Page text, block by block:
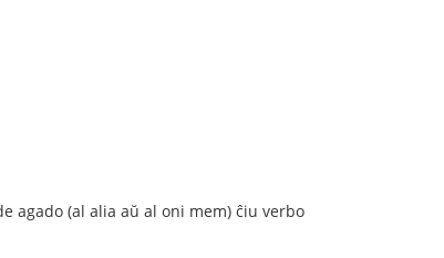
agado (al alia aŭ al oni mem) ĉiu verbo